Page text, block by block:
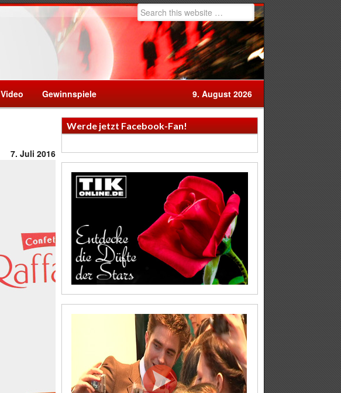
Video Gewinnspiele 9. August 2026
7. Juli 2016
Werde jetzt Facebook-Fan!